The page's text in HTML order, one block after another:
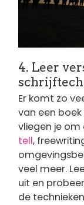
4. Leer
Er komt zo
van een
vliegen je om
tell,
veel meer.
uit en
de